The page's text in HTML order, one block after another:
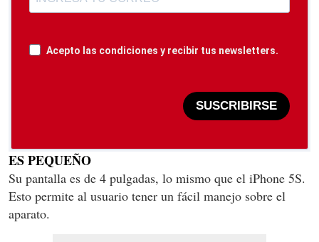
Acepto las condiciones y recibir tus newsletters.
SUSCRIBIRSE
ES PEQUEÑO
Su pantalla es de 4 pulgadas, lo mismo que el iPhone 5S.
Esto permite al usuario tener un fácil manejo sobre el
aparato.